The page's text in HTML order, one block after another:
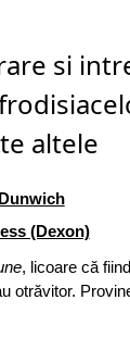
si
altele
(Dexon)
, licoare că
otrăvitor.